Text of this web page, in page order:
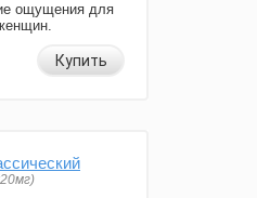
ощущения для
Купить